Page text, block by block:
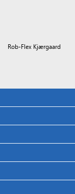
Rob-Flex Kjærgaard